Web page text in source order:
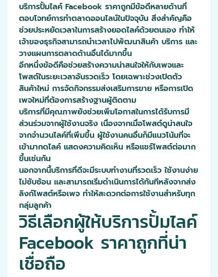
บริการปั้มไลค์ Facebook ราคาถูกมีข้อดีหลายด้านที่
ตอบโจทย์การทำตลาดออนไลน์ในปัจจุบัน สิ่งสำคัญคือ
ช่วยประหยัดเวลาในการสร้างยอดไลค์ด้วยตนเอง ทำให้
เจ้าของธุรกิจสามารถนำเวลาไปพัฒนาสินค้า บริการ และ
วางแผนการตลาดด้านอื่นได้มากขึ้น
อีกหนึ่งข้อดีคือช่วยสร้างความน่าสนใจให้กับเพจและ
โพสต์ในระยะเวลาอันรวดเร็ว โดยเฉพาะช่วงเปิดตัว
สินค้าใหม่ การจัดกิจกรรมส่งเสริมการขาย หรือการเปิด
เพจใหม่ที่ต้องการสร้างฐานผู้ติดตาม
บริการที่มีคุณภาพยังช่วยเพิ่มโอกาสในการได้รับการมี
ส่วนร่วมจากผู้ใช้งานจริง เนื่องจากเมื่อโพสต์ดูน่าสนใจ
จากจำนวนไลค์ที่เพิ่มขึ้น ผู้ใช้งานคนอื่นก็มีแนวโน้มที่จะ
เข้ามากดไลค์ แสดงความคิดเห็น หรือแชร์โพสต์ต่อมาก
ขึ้นเช่นกัน
นอกจากนี้บริการที่ดีจะมีระบบทำงานที่รวดเร็ว ใช้งานง่าย
ไม่ซับซ้อน และสามารถเริ่มดำเนินการได้ทันทีหลังจากส่ง
ลิงก์โพสต์หรือเพจ ทำให้สะดวกต่อการใช้งานสำหรับทุก
กลุ่มลูกค้า
วิธีเลือกผู้ให้บริการปั้มไลค์
Facebook ราคาถูกที่น่า
เชื่อถือ